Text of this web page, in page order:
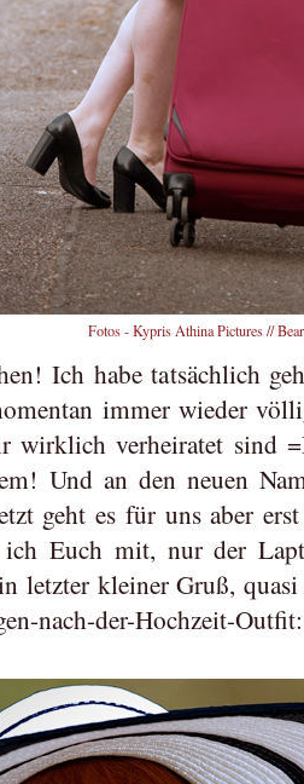
Fotos -Kypris Athina Pictures//
Ich habe tatsächlich
immer wieder
wirklich verheiratet sind
Und an den neuen
geht es für uns aber
ich Euch mit, nur der
letzter kleiner Gruß,
nach-der-Hochzeit-Outfit: